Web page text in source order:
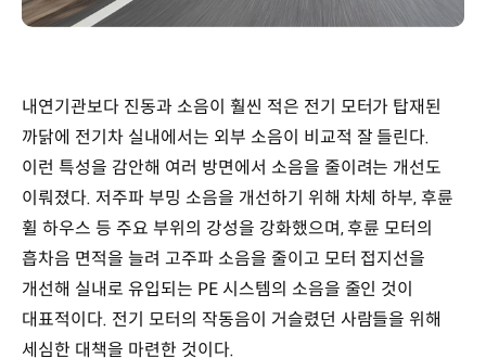
내연기관보다 진동과 소음이 훨씬 적은 전기 모터가 탑재된
까닭에 전기차 실내에서는 외부 소음이 비교적 잘 들린다.
이런 특성을 감안해 여러 방면에서 소음을 줄이려는 개선도
이뤄졌다. 저주파 부밍 소음을 개선하기 위해 차체 하부, 후륜
휠 하우스 등 주요 부위의 강성을 강화했으며, 후륜 모터의
흡차음 면적을 늘려 고주파 소음을 줄이고 모터 접지선을
개선해 실내로 유입되는 PE 시스템의 소음을 줄인 것이
대표적이다. 전기 모터의 작동음이 거슬렸던 사람들을 위해
세심한 대책을 마련한 것이다.